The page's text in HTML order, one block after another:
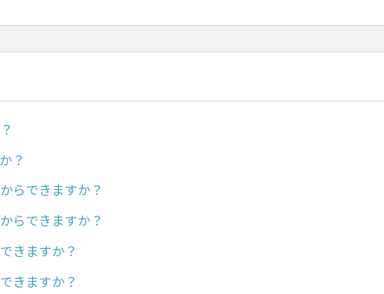
？
らできますか？
らできますか？
きますか？
きますか？